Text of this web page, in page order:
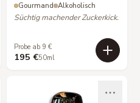
Gourmand Alkoholisch
Süchtig machender Zuckerkick.
Probe ab 9 €
195 €50ml